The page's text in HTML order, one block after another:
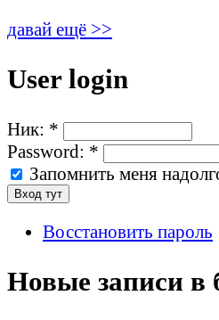
давай ещё >>
User login
Ник: *
Password: *
Запомнить меня
Восстановить пароль
Новые записи в